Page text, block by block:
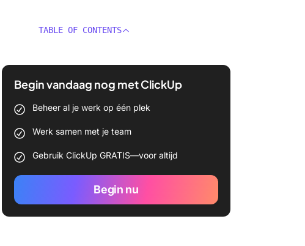
TABLE OF CONTENTS
Begin vandaag nog met ClickUp
Beheer al je werk op één plek
Werk samen met je team
Gebruik ClickUp GRATIS—voor altijd
Begin nu